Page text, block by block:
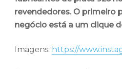
revendedores. O primeiro
negócio está a um clique
Imagens: https://